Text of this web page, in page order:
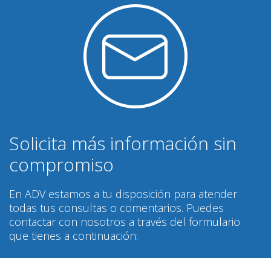
Solicita más información sin
compromiso
En ADV estamos a tu disposición para atender
todas tus consultas o comentarios. Puedes
contactar con nosotros a través del formulario
que tienes a continuación: